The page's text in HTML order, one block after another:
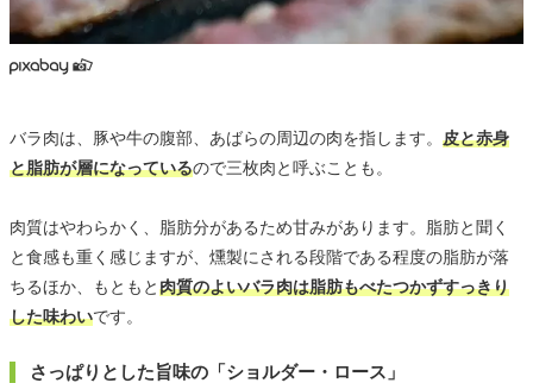
バラ肉は、豚や牛の腹部、あばらの周辺の肉を指します。 皮と赤身
と脂肪が層になっているので三枚肉と呼ぶことも。
肉質はやわらかく、脂肪分があるため甘みがあります。脂肪と聞く
と食感も重く感じますが、燻製にされる段階である程度の脂肪が落
ちるほか、もともと肉質のよいバラ肉は脂肪もべたつかずすっきり
した味わいです。
さっぱりとした旨味の「ショルダー・ロース」